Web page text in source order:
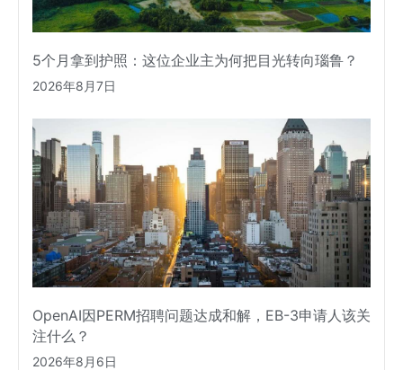
5个月拿到护照：这位企业主为何把目光转向瑙鲁？
2026年8月7日
OpenAI因PERM招聘问题达成和解，EB-3申请人该关
注什么？
2026年8月6日